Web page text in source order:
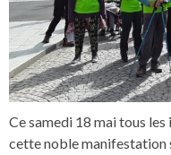
Ce samedi 18 mai tous
cette noble manifestation